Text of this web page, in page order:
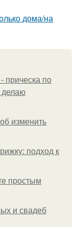
дома/на
прическа по
делаю
изменить
подход к
простым
и свадеб